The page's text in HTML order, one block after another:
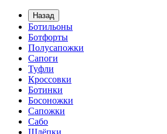
Назад
Ботильоны
Ботфорты
Полусапожки
Сапоги
Туфли
Кроссовки
Ботинки
Босоножки
Сапожки
Сабо
Шлёпки